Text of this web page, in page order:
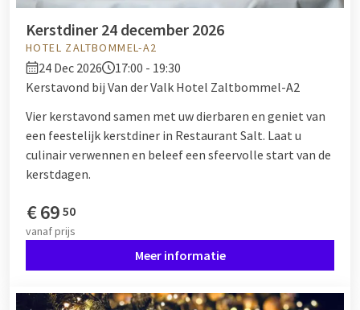
Kerstdiner 24 december 2026
HOTEL ZALTBOMMEL-A2
24 Dec 2026
17:00 - 19:30
Kerstavond bij Van der Valk Hotel Zaltbommel-A2
Vier kerstavond samen met uw dierbaren en geniet van
een feestelijk kerstdiner in Restaurant Salt. Laat u
culinair verwennen en beleef een sfeervolle start van de
kerstdagen.
€69 50
vanafprijs
Meer informatie